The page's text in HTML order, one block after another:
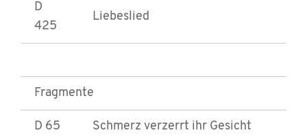
D
425
Liebeslied
Fragmente
D 65 Schmerz verzerrt ihr Gesicht